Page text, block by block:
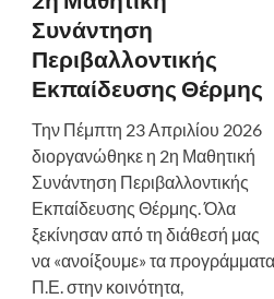
Συνάντηση
Περιβαλλοντικής
Εκπαίδευσης Θέρμης
Την Πέμπτη 23 Απριλίου 2026
διοργανώθηκε η 2η Μαθητική
Συνάντηση Περιβαλλοντικής
Εκπαίδευσης Θέρμης. Όλα
ξεκίνησαν από τη διάθεσή μας
να «ανοίξουμε» τα προγράμματα
Π.Ε. στην κοινότητα,